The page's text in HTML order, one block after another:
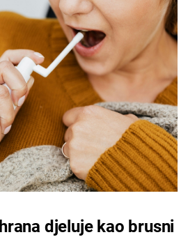
djeluje kao brusni